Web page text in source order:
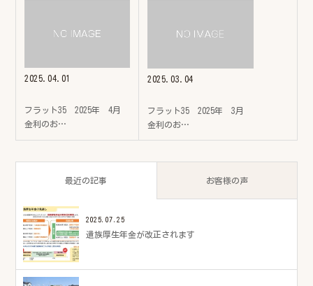
2025.04.01
フラット35 2025年 4月
金利のお…
2025.03.04
フラット35 2025年 3月
金利のお…
最近の記事 お客様の声
2025.07.25
遺族厚生年金が改正されます